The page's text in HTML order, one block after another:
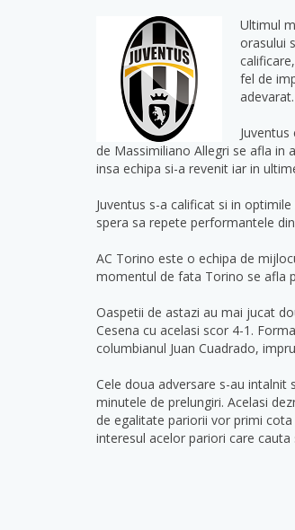
Ultimul
orasului
fel de
adevarat.
de Massimiliano Allegri se afla in
insa echipa si-a revenit iar in
Juventus s-a calificat si in
spera sa repete performantele
AC Torino este o echipa de
momentul de fata Torino se afla
Oaspetii de astazi au mai jucat
Cesena cu acelasi scor 4-1.
columbianul Juan Cuadrado,
Cele doua adversare s-au intalnit
minutele de prelungiri. Acelasi
de egalitate pariorii vor primi
interesul acelor pariori care cauta